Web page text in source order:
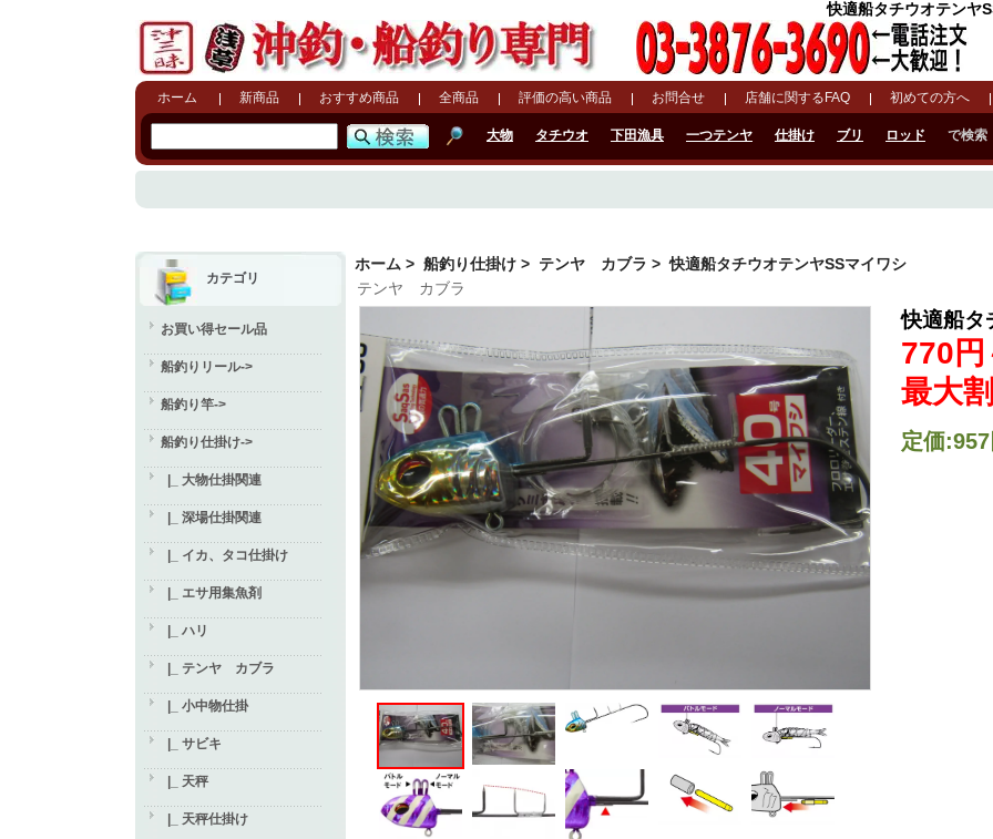
快適船タチウオテンヤ
ホーム 新商品 おすすめ商品 全商品 評価の高い商品 お問合せ 店舗に関するFAQ 初めての方へ
大物 タチウオ 下田漁具 一つテンヤ 仕掛け ブリ ロッド で検索
カテゴリ
お買い得セール品
船釣りリール->
船釣り竿->
船釣り仕掛け->
|_ 大物仕掛関連
|_ 深場仕掛関連
|_ イカ、タコ仕掛け
|_ エサ用集魚剤
|_ ハリ
|_ テンヤ カブラ
|_ 小中物仕掛
|_ サビキ
|_ 天秤
|_ 天秤仕掛け
ホーム > 船釣り仕掛け > テンヤ カブラ > 快適船タチウオテンヤSSマイワシ
テンヤ カブラ
快適船タ
770
最大
定価